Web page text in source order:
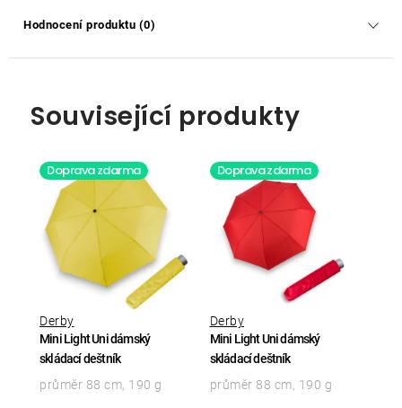
Hodnocení produktu (0)
Související produkty
Doprava zdarma
Mini Light Uni dámský
skládací deštník
Derby
průměr 88 cm, 190 g
Doprava zdarma
Mini Light Uni dámský
skládací deštník
Derby
průměr 88 cm, 190 g